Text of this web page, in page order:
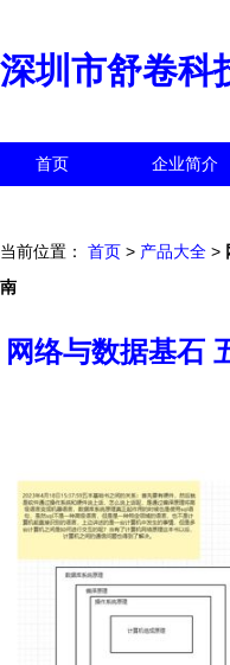
深圳市舒卷科
首页 企业简介
当前位置： 首页 > 产品大全 >
南
网络与数据基石